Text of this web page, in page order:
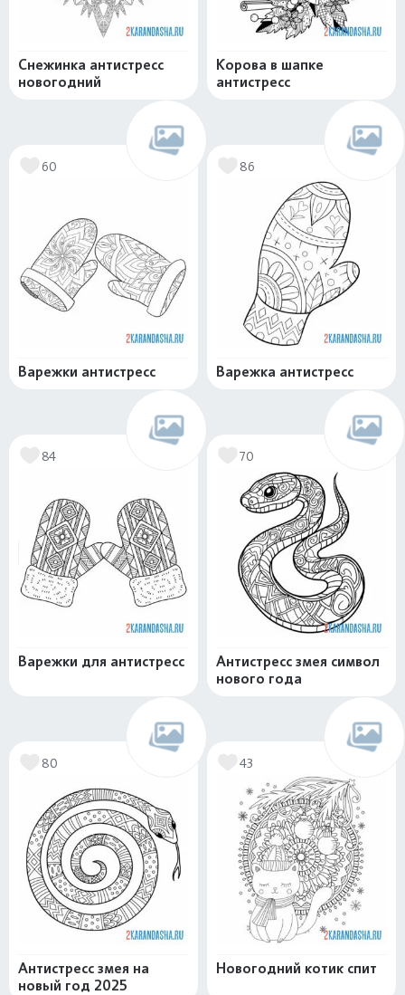
Снежинка антистресс
новогодний
Корова в шапке
антистресс
60
Варежки антистресс
86
Варежка антистресс
84
Варежки для антистресс
70
Антистресс змея символ
нового года
80
Антистресс змея на
новый год 2025
43
Новогодний котик спит